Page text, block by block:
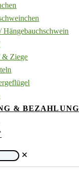
Hängebauchschwein
& Ziege
& BEZAHLUNG
✕